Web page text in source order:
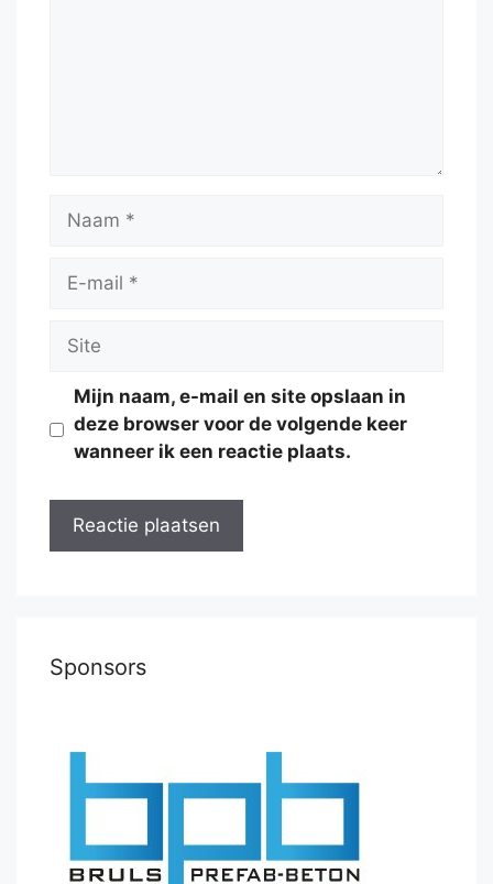
Naam
Site
Mijn naam, e-mail en site opslaan in
deze browser voor de volgende keer
wanneer ik een reactie plaats.
Sponsors